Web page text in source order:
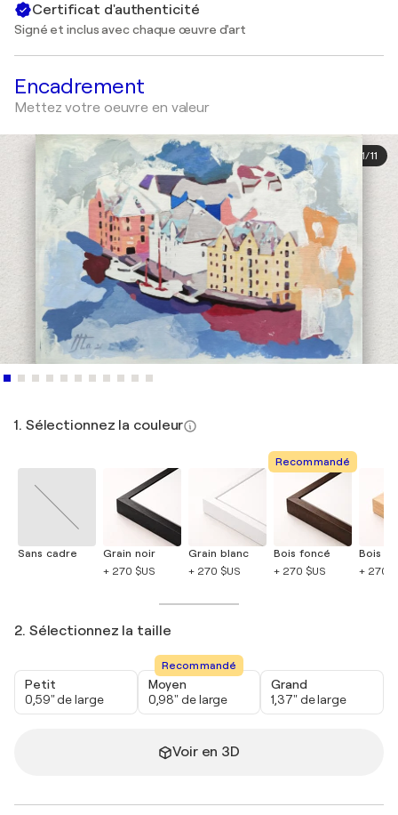
Certificat d'authenticité
Signé et inclus avec chaque œuvre d'art
Encadrement
Mettez votre oeuvre en valeur
1/11
1. Sélectionnez la couleur
Sans cadre
Grain noir
+ 270 $US
Grain blanc
+ 270 $US
Recommandé
Bois foncé
+ 270 $US
Bois
+ 270
2. Sélectionnez la taille
Petit
0,59" de large
Recommandé
Moyen
0,98" de large
Grand
1,37" de large
Voir en 3D